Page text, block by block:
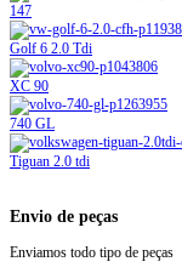
147
Golf 6 2.0 Tdi
XC 90
740 GL
Tiguan 2.0 tdi
Envio de peças
Enviamos todo tipo de peças